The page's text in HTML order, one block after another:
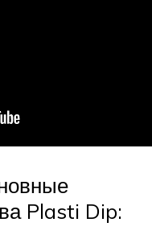
Plasti Dip: